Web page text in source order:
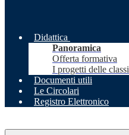
Didattica
Panoramica
Offerta formativa
I progetti delle classi
Documenti utili
Le Circolari
Registro Elettronico